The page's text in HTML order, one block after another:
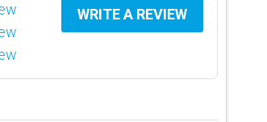
WRITE A REVIEW